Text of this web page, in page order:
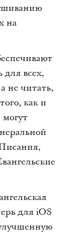
на
для всех,
не читать,
как и
для iOS